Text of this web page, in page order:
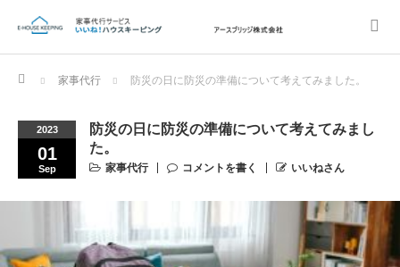
Home 家事代行 防災の日に防災の準備について考えてみました。
2023
01
Sep
防災の日に防災の準備について考えてみまし
た。
家事代行 コメントを書く いいねさん